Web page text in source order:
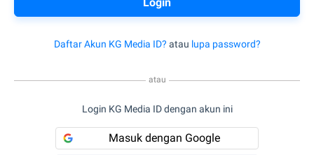
Daftar Akun KG Media ID? atau lupa password?
atau
Login KG Media ID dengan akun ini
Masuk dengan Google